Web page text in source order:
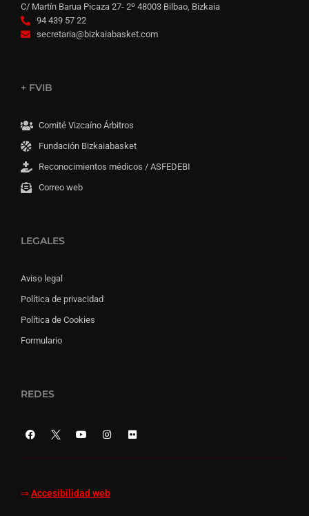
C/ Martín Barua Picaza 27- 2º 48003 Bilbao, Bizkaia
94 439 57 22
secretaria@bizkaiabasket.com
+ FVIB
Comité Vizcaíno Árbitros
Fundación Bizkaiabasket
Reconocimientos médicos / ASFEDEBI
Correo web
LEGALES
Aviso legal
Política de privacidad
Política de Cookies
Formulario
REDES
⇒ Accesibilidad web